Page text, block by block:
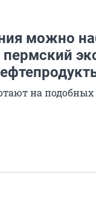
можно
на